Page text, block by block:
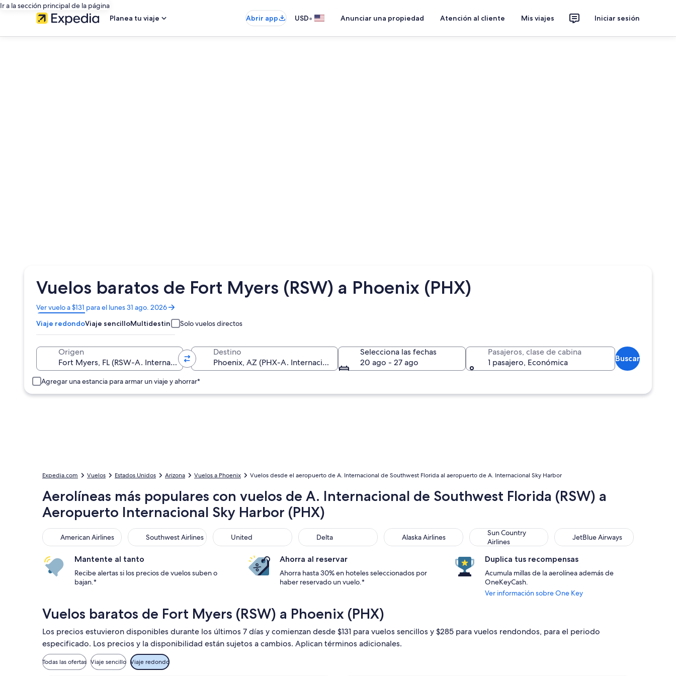
Ir a la sección principal de la página
Planea tu viaje
Abrir app USD• Anunciar una propiedad Atención al cliente Mis viajes Iniciar sesión
Vuelos baratos de Fort Myers (RSW) a Phoenix (PHX)
Ver vuelo a $131 para el lunes 31 ago. 2026
Se
abrirá
en
una
ventana
Viaje redondoViaje sencilloMultidestino Solo vuelos directos
Origen Destino
Selecciona las fechas
20 ago - 27 ago
Pasajeros, clase de cabina
1 pasajero, Económica
Buscar
Agregar una estancia para armar un viaje y ahorrar*
Expedia.com Vuelos Estados Unidos Arizona Vuelos a Phoenix Vuelos desde el aeropuerto de A. Internacional de Southwest Florida al aeropuerto de A. Internacional Sky Harbor
Aerolíneas más populares con vuelos de A. Internacional de Southwest Florida (RSW) a
Aeropuerto Internacional Sky Harbor (PHX)
American Airlines
American Airlines Southwest Airlines
Southwest Airlines United
United Delta
Delta Alaska Airlines
Alaska Airlines
Sun Country
Airlines
Sun Country Airlines JetBlue Airways
JetBlue Airways
Mantente al tanto
Recibe alertas si los precios de vuelos suben o
bajan.*
Ahorra al reservar
Ahorra hasta 30% en hoteles seleccionados por
haber reservado un vuelo.*
Duplica tus recompensas
Acumula millas de la aerolínea además de
OneKeyCash.
Ver información sobre One Key
Vuelos baratos de Fort Myers (RSW) a Phoenix (PHX)
Los precios estuvieron disponibles durante los últimos 7 días y comienzan desde $131 para vuelos sencillos y $285 para vuelos rendondos, para el periodo
especificado. Los precios y la disponibilidad están sujetos a cambios. Aplican términos adicionales.
Todas las ofertas Viaje sencillo Viaje redondo